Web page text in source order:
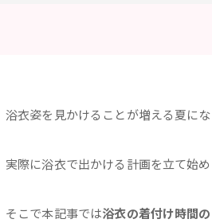
浴衣姿を見かけることが増える夏に
実際に浴衣で出かける計画を立て始
そこで本記事では浴衣の着付け時間